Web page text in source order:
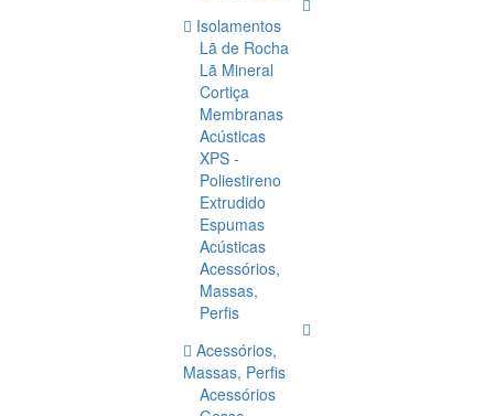
Isolamentos
Lã de Rocha
Lã Mineral
Cortiça
Membranas
Acústicas
XPS -
Poliestireno
Extrudido
Espumas
Acústicas
Acessórios,
Massas,
Perfis
Acessórios,
Massas, Perfis
Acessórios